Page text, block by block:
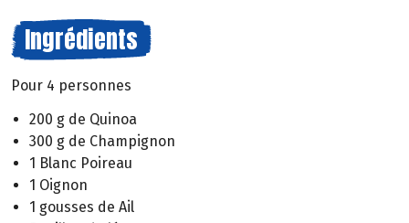
Ingrédients
Pour 4 personnes
200 g de Quinoa
300 g de Champignon
1 Blanc Poireau
1 Oignon
1 gousses de Ail